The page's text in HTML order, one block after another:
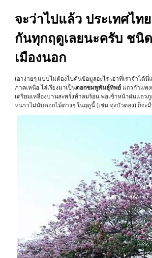
จะว่าไปแล้ว ประเทศไ
กันทุกฤดูเลยนะครับ ชนิ
เมืองนอก
เอาง่ายๆ แบบไม่ต้องไปค้นข้อมูลอะไร เอาที่เราจำได้
ภาคเหนือ ไล่เรียงมาเป็นดอกชมพูพันธุ์ทิพย์ แถวกำแพ
เตรียมเหลืองบานสะพรั่งท้าลมร้อน พอเข้าหน้าฝนแถ
หนาวไม่นับดอกไม้ต่างๆ ในฤดูนี้ (เช่น ทุ่งบัวตอง) ก็จะ